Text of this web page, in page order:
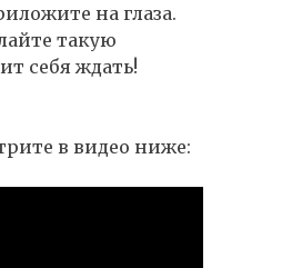
на глаза.
такую
себя ждать!
в видео ниже: